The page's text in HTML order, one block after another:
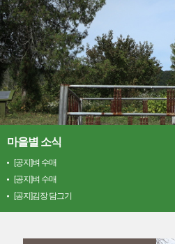
마을별 소식
[공지]벼 수매
[공지]벼 수매
[공지]김장 담그기